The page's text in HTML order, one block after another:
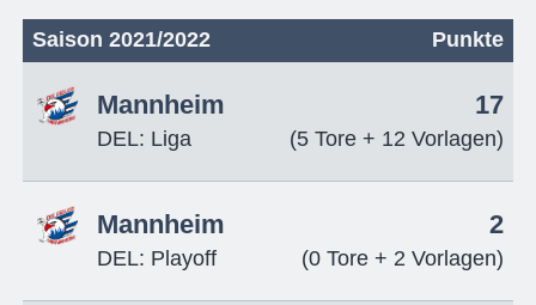
Saison 2021/2022 Punkte
Mannheim
DEL: Liga
17
(5 Tore + 12 Vorlagen)
Mannheim
DEL: Playoff
2
(0 Tore + 2 Vorlagen)